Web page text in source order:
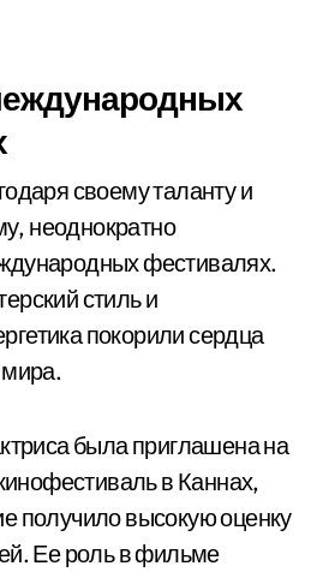
своему таланту и
неоднократно
фестивалях.
стиль и
покорили сердца
мира.
была приглашена на
в Каннах,
получило высокую оценку
Ее роль в фильме